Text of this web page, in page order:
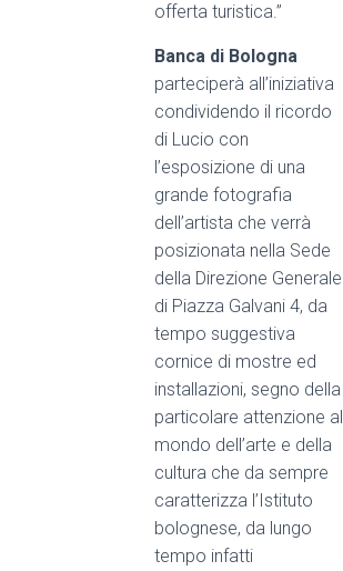
offerta turistica.”
Banca di Bologna
parteciperà all’iniziativa
condividendo il ricordo
di Lucio con
l’esposizione di una
grande fotografia
dell’artista che verrà
posizionata nella Sede
della Direzione Generale
di Piazza Galvani 4, da
tempo suggestiva
cornice di mostre ed
installazioni, segno della
particolare attenzione al
mondo dell’arte e della
cultura che da sempre
caratterizza l’Istituto
bolognese, da lungo
tempo infatti